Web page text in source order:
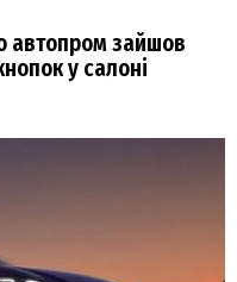
автопром зайшов
у салоні